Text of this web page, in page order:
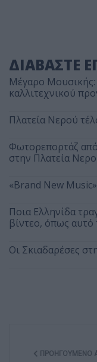
ΔΙΑΒΑΣΤΕ
Μέγαρο
καλλιτεχνικού
Πλατεία Νερού
Φωτορεπορτάζ
στην Πλατεία
«Brand New Music»
Ποια Ελληνίδα
βίντεο, όπως αυτό
Οι Σκιαδαρέσες
ΠΡΟΗΓΟΎΜΕΝΟ